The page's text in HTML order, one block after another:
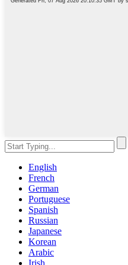
English
French
German
Portuguese
Spanish
Russian
Japanese
Korean
Arabic
Irish